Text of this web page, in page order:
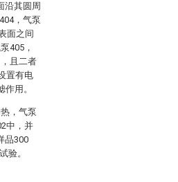
沿其圆周
，气泵
面之间
405，
且二者
置有电
用。
，气泵
中，并
品300
验。